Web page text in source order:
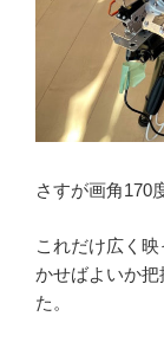
さすが画角170
これだけ広く
かせばよいか
た。